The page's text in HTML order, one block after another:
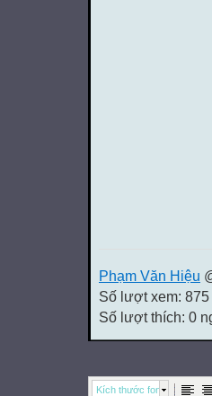
Phạm Văn Hiệu
Số lượt xem: 875
Số lượt thích: 0
Kích thước font